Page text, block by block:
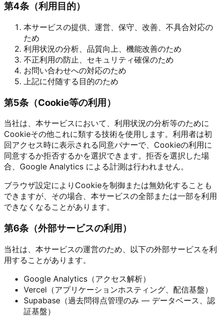
第4条（利用目的）
本サービスの提供、運営、保守、改善、不具合対応の
ため
利用状況の分析、品質向上、機能改善のため
不正利用の防止、セキュリティ確保のため
お問い合わせへの対応のため
上記に付随する目的のため
第5条（Cookie等の利用 ）
当社は、本サービスにおいて、利用状況の分析等のために
Cookieその他これに類する技術を使用します。利用者は初
回アクセス時に表示される同意バナーで、Cookieの利用に
同意するか拒否するかを選択できます。拒否を選択した場
合、Google Analytics による計測は行われません。
ブラウザ設定によりCookieを制御または無効化することも
できますが、その場合、本サービスの全部または一部を利用
できなくなることがあります。
第6条（外部サービスの利用 ）
当社は、本サービスの運営のため、以下の外部サービスを利
用することがあります。
Google Analytics（アクセス解析）
Vercel（アプリケーションホスティング、配信基盤）
Supabase（過去問得点管理のみ — データベース、認
証基盤）